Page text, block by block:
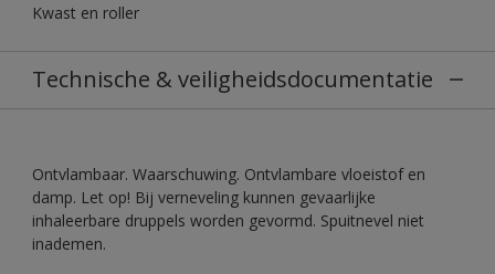
Kwast en roller
Technische & veiligheidsdocumentatie
Ontvlambaar. Waarschuwing. Ontvlambare vloeistof en
damp. Let op! Bij verneveling kunnen gevaarlijke
inhaleerbare druppels worden gevormd. Spuitnevel niet
inademen.